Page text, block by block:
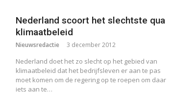
Nederland scoort het slechtste qua
klimaatbeleid
Nieuwsredactie 3 december 2012
Nederland doet het zo slecht op het gebied van
klimaatbeleid dat het bedrijfsleven er aan te pas
moet komen om de regering op te roepen om daar
iets aan te…